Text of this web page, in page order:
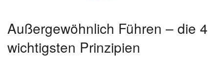
Außergewöhnlich Führen – die 4
wichtigsten Prinzipien